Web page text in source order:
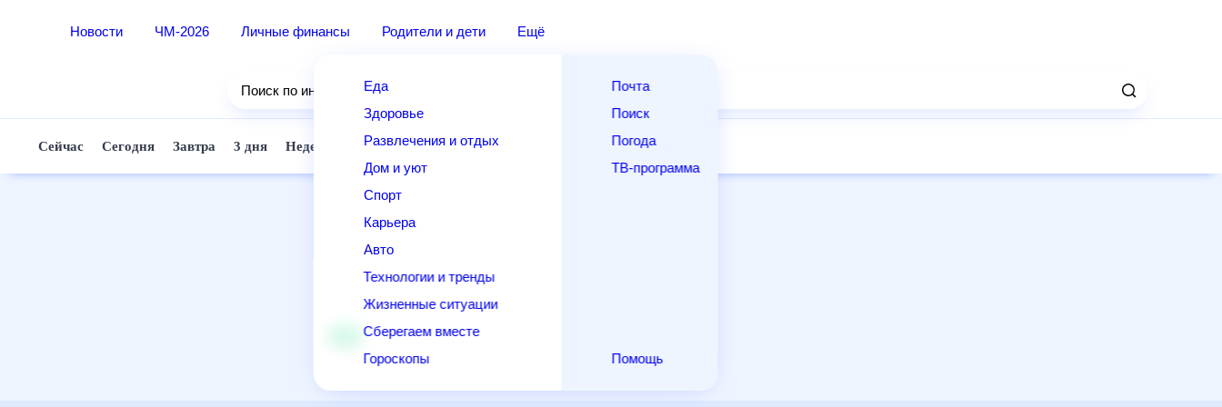
Новости ЧМ-2026 Личные финансы Родители и дети Ещё
Еда
Здоровье
Развлечения и отдых
Дом и уют
Спорт
Карьера
Авто
Технологии и тренды
Жизненные ситуации
Сберегаем вместе
Гороскопы
Почта
Поиск
Погода
ТВ-программа
Помощь
Поиск по интернету
Сейчас Сегодня Завтра 3 дня Неделя 10 дней 14 дней Выходные